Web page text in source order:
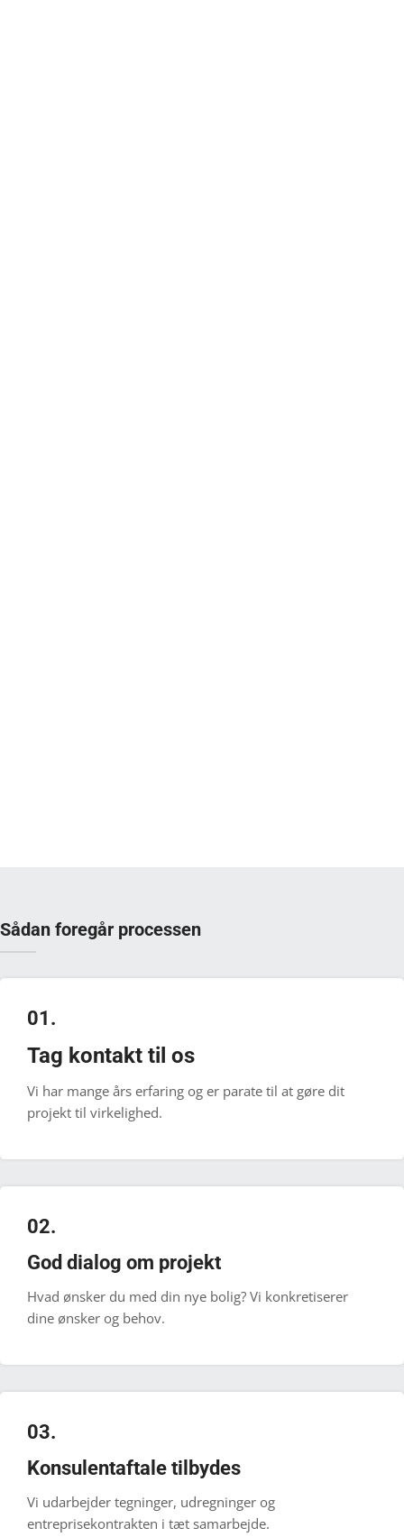
Sådan foregår processen
01.
Tag kontakt til os
Vi har mange års erfaring og er parate til at gøre dit
projekt til virkelighed.
02.
God dialog om projekt
Hvad ønsker du med din nye bolig? Vi konkretiserer
dine ønsker og behov.
03.
Konsulentaftale tilbydes
Vi udarbejder tegninger, udregninger og
entreprisekontrakten i tæt samarbejde.